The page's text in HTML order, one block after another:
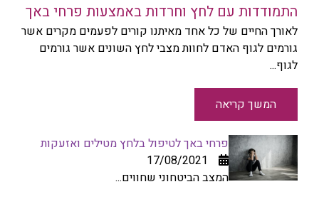
התמודדות עם לחץ וחרדות באמצעות פרחי באך
לאורך החיים של כל אחד מאיתנו קורים לפעמים מקרים אשר
גורמים לגוף האדם לחוות מצבי לחץ השונים אשר גורמים
לגוף...
המשך קריאה
פרחי באך לטיפול בלחץ מטילים ואזעקות
17/08/2021
המצב הביטחוני שחווים...